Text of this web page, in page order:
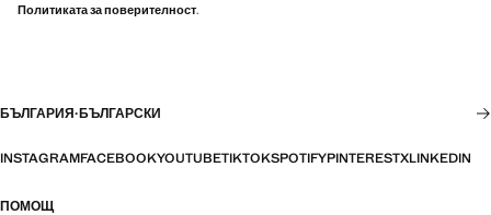
Политиката за поверителност.
БЪЛГАРИЯ·БЪЛГАРСКИ
INSTAGRAMFACEBOOKYOUTUBETIKTOKSPOTIFYPINTERESTXLINKEDIN
ПОМОЩ